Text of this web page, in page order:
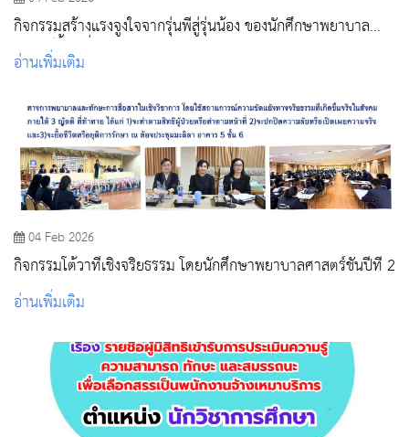
กิจกรรมสร้างแรงจูงใจจากรุ่นพี่สู่รุ่นน้อง ของนักศึกษาพยาบาล
ศาสตร์ชั้นปีที่ 4
อ่านเพิ่มเติม
04 Feb 2026
กิจกรรมโต้วาทีเชิงจริยธรรม โดยนักศึกษาพยาบาลศาสตร์ชั้นปีที่ 2
อ่านเพิ่มเติม